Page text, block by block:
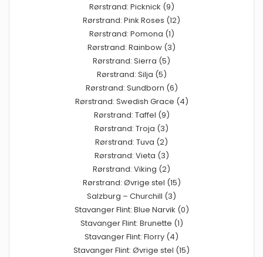
Rørstrand: Picknick (9)
Rørstrand: Pink Roses (12)
Rørstrand: Pomona (1)
Rørstrand: Rainbow (3)
Rørstrand: Sierra (5)
Rørstrand: Silja (5)
Rørstrand: Sundborn (6)
Rørstrand: Swedish Grace (4)
Rørstrand: Taffel (9)
Rørstrand: Troja (3)
Rørstrand: Tuva (2)
Rørstrand: Vieta (3)
Rørstrand: Viking (2)
Rørstrand: Øvrige stel (15)
Salzburg – Churchill (3)
Stavanger Flint: Blue Narvik (0)
Stavanger Flint: Brunette (1)
Stavanger Flint: Florry (4)
Stavanger Flint: Øvrige stel (15)